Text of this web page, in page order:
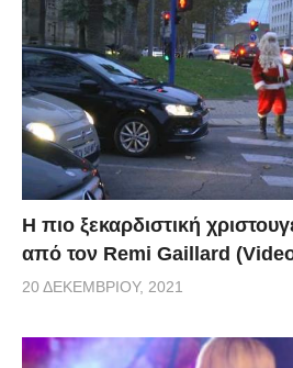
Η πιο ξεκαρδιστική
από τον Remi Gaillard
20 ΔΕΚΕΜΒΡΊΟΥ, 2021